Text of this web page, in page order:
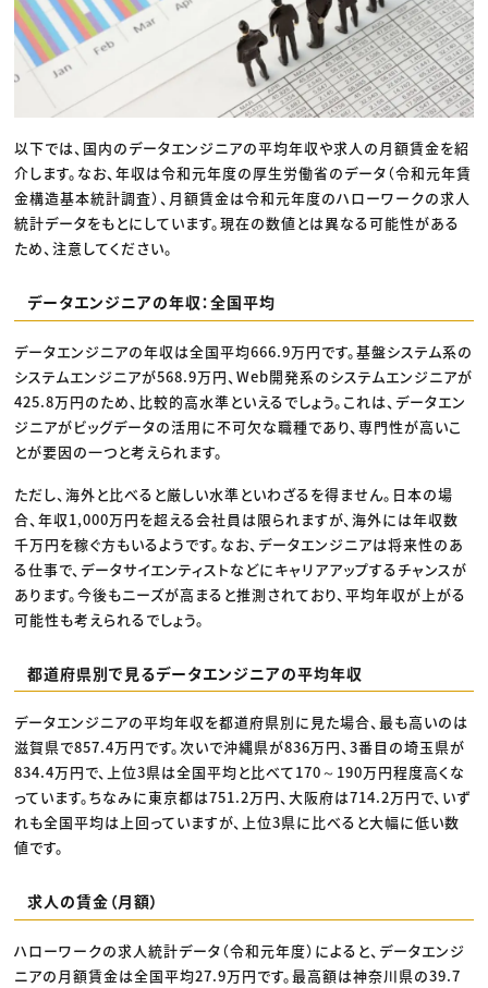
以下では、国内のデータエンジニアの平均年収や求人の月額賃金を紹
介します。なお、年収は令和元年度の厚生労働省のデータ（令和元年賃
金構造基本統計調査）、月額賃金は令和元年度のハローワークの求人
統計データをもとにしています。現在の数値とは異なる可能性がある
ため、注意してください。
データエンジニアの年収：全国平均
データエンジニアの年収は全国平均666.9万円です。基盤システム系の
システムエンジニアが568.9万円、Web開発系のシステムエンジニアが
425.8万円のため、比較的高水準といえるでしょう。これは、データエン
ジニアがビッグデータの活用に不可欠な職種であり、専門性が高いこ
とが要因の一つと考えられます。
ただし、海外と比べると厳しい水準といわざるを得ません。日本の場
合、年収1,000万円を超える会社員は限られますが、海外には年収数
千万円を稼ぐ方もいるようです。なお、データエンジニアは将来性のあ
る仕事で、データサイエンティストなどにキャリアアップするチャンスが
あります。今後もニーズが高まると推測されており、平均年収が上がる
可能性も考えられるでしょう。
都道府県別で見るデータエンジニアの平均年収
データエンジニアの平均年収を都道府県別に見た場合、最も高いのは
滋賀県で857.4万円です。次いで沖縄県が836万円、3番目の埼玉県が
834.4万円で、上位3県は全国平均と比べて170～190万円程度高くな
っています。ちなみに東京都は751.2万円、大阪府は714.2万円で、いず
れも全国平均は上回っていますが、上位3県に比べると大幅に低い数
値です。
求人の賃金（月額）
ハローワークの求人統計データ（令和元年度）によると、データエンジ
ニアの月額賃金は全国平均27.9万円です。最高額は神奈川県の39.7